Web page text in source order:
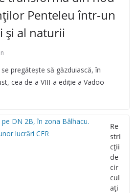
Penteleu într-un
și al naturii
pregătește să găzduiască, în
cea de-a VIII-a ediție a Vadoo
Re
stri
cții
de
cir
cul
ați